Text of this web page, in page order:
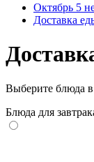
Октябрь 5
Доставка
Выберите блюда в
Блюда для